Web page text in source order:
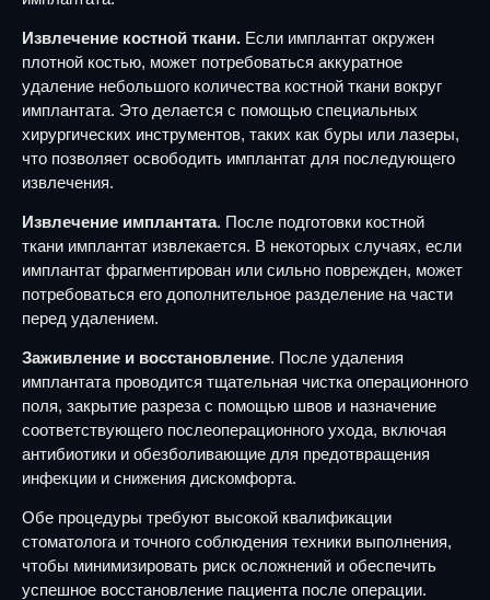
Извлечение костной ткани. Если имплантат окружен
плотной костью, может потребоваться аккуратное
удаление небольшого количества костной ткани вокруг
имплантата. Это делается с помощью специальных
хирургических инструментов, таких как буры или лазеры,
что позволяет освободить имплантат для последующего
извлечения.
Извлечение имплантата. После подготовки костной
ткани имплантат извлекается. В некоторых случаях, если
имплантат фрагментирован или сильно поврежден, может
потребоваться его дополнительное разделение на части
перед удалением.
Заживление и восстановление. После удаления
имплантата проводится тщательная чистка операционного
поля, закрытие разреза с помощью швов и назначение
соответствующего послеоперационного ухода, включая
антибиотики и обезболивающие для предотвращения
инфекции и снижения дискомфорта.
Обе процедуры требуют высокой квалификации
стоматолога и точного соблюдения техники выполнения,
чтобы минимизировать риск осложнений и обеспечить
успешное восстановление пациента после операции.